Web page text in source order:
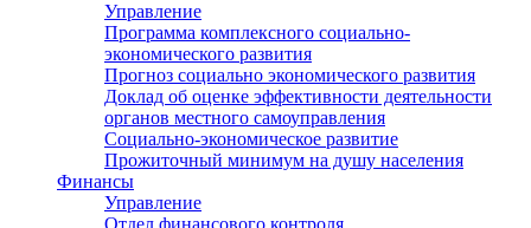
Управление
Программа комплексного социально-
экономического развития
Прогноз социально экономического развития
Доклад об оценке эффективности деятельности
органов местного самоуправления
Социально-экономическое развитие
Прожиточный минимум на душу населения
Финансы
Управление
Отдел финансового контроля